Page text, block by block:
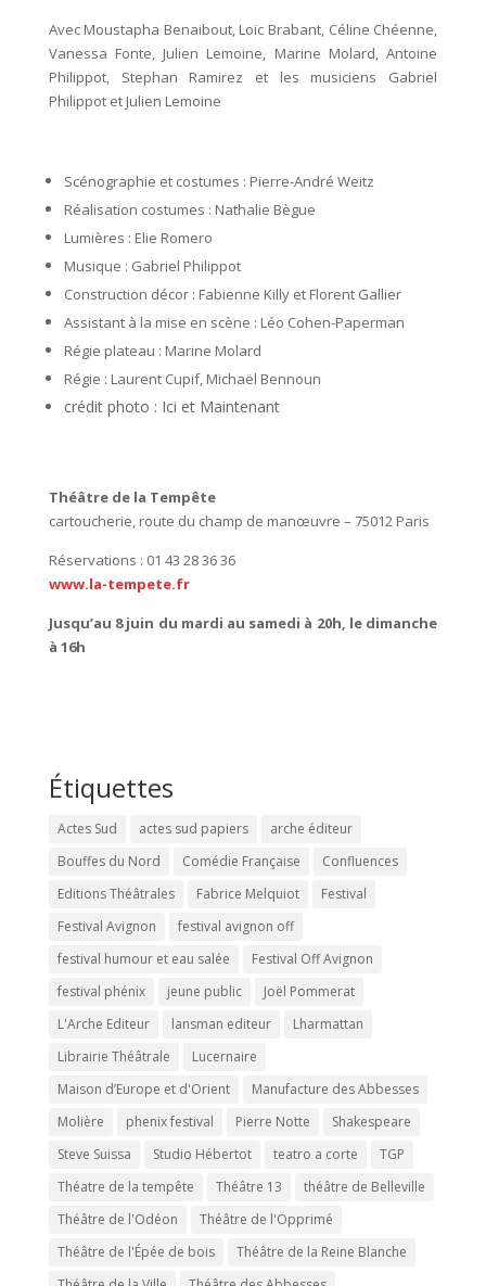
Avec Moustapha Benaibout, Loïc Brabant, Céline Chéenne,
Vanessa Fonte, Julien Lemoine, Marine Molard, Antoine
Philippot, Stephan Ramirez et les musiciens Gabriel
Philippot et Julien Lemoine
Scénographie et costumes : Pierre-André Weitz
Réalisation costumes : Nathalie Bègue
Lumières : Elie Romero
Musique : Gabriel Philippot
Construction décor : Fabienne Killy et Florent Gallier
Assistant à la mise en scène : Léo Cohen-Paperman
Régie plateau : Marine Molard
Régie : Laurent Cupif, Michaël Bennoun
crédit photo : Ici et Maintenant
Théâtre de la Tempête
cartoucherie, route du champ de manœuvre – 75012 Paris
Réservations : 01 43 28 36 36
www.la-tempete.fr
Jusqu’au 8 juin du mardi au samedi à 20h, le dimanche
à 16h
Étiquettes
Actes Sud actes sud papiers
arche éditeur
Bouffes du Nord
Comédie Française
Confluences
Editions Théâtrales
Fabrice Melquiot
Festival
Festival Avignon
festival avignon off
festival humour et eau salée
Festival Off Avignon
festival phénix
jeune public
Joël Pommerat
L'Arche Editeur
lansman editeur
Lharmattan
Librairie Théâtrale
Lucernaire
Maison d’Europe et d'Orient
Manufacture des Abbesses
Molière
phenix festival Pierre Notte
Shakespeare
Steve Suissa
Studio Hébertot teatro a corte
TGP
Théatre de la tempête
Théâtre 13
théâtre de Belleville
Théâtre de l'Odéon
Théâtre de l'Opprimé
Théâtre de l'Épée de bois
Théâtre de la Reine Blanche